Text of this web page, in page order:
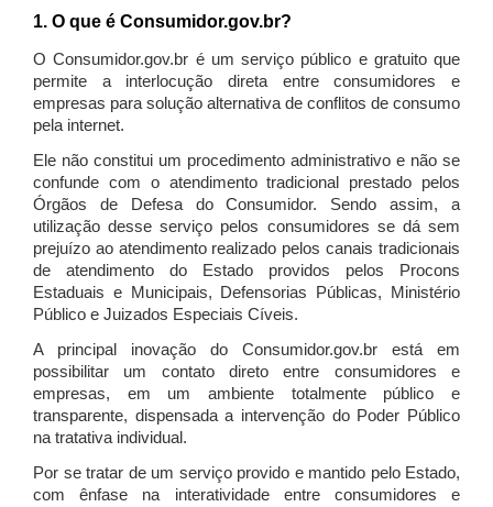
1. O que é Consumidor.gov.br?
O Consumidor.gov.br é um serviço público e gratuito que
permite a interlocução direta entre consumidores e
empresas para solução alternativa de conflitos de consumo
pela internet.
Ele não constitui um procedimento administrativo e não se
confunde com o atendimento tradicional prestado pelos
Órgãos de Defesa do Consumidor. Sendo assim, a
utilização desse serviço pelos consumidores se dá sem
prejuízo ao atendimento realizado pelos canais tradicionais
de atendimento do Estado providos pelos Procons
Estaduais e Municipais, Defensorias Públicas, Ministério
Público e Juizados Especiais Cíveis.
A principal inovação do Consumidor.gov.br está em
possibilitar um contato direto entre consumidores e
empresas, em um ambiente totalmente público e
transparente, dispensada a intervenção do Poder Público
na tratativa individual.
Por se tratar de um serviço provido e mantido pelo Estado,
com ênfase na interatividade entre consumidores e